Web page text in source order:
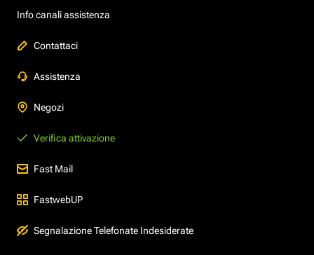
Info canali assistenza
Contattaci
Assistenza
Negozi
Verifica attivazione
Fast Mail
FastwebUP
Segnalazione Telefonate Indesiderate